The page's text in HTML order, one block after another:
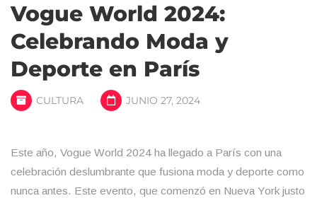
Vogue World 2024:
Celebrando Moda y
Deporte en París
CULTURA JUNIO 27, 2024
Este año, Vogue World 2024 ha llegado a París con una
celebración deslumbrante que fusiona moda y deporte como
nunca antes. Este evento, que comenzó en Nueva York justo